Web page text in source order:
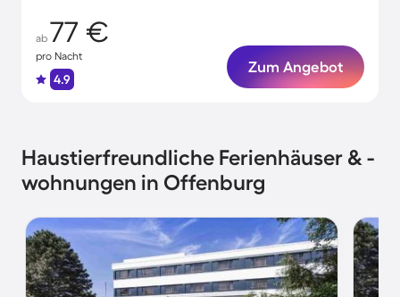
ab 77 €
pro Nacht
4.9
Zum Angebot
Haustierfreundliche Ferienhäuser & -
wohnungen in Offenburg